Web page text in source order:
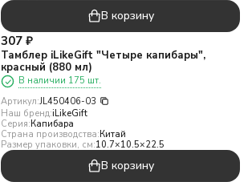
В корзину
307 ₽
Тамблер iLikeGift "Четыре капибары",
красный (880 мл)
В наличии 175 шт.
Артикул:JL450406-03
Наш бренд:iLikeGift
Серия:Капибара
Страна производства:Китай
Размер упаковки, см:10.7×10.5×22.5
В корзину